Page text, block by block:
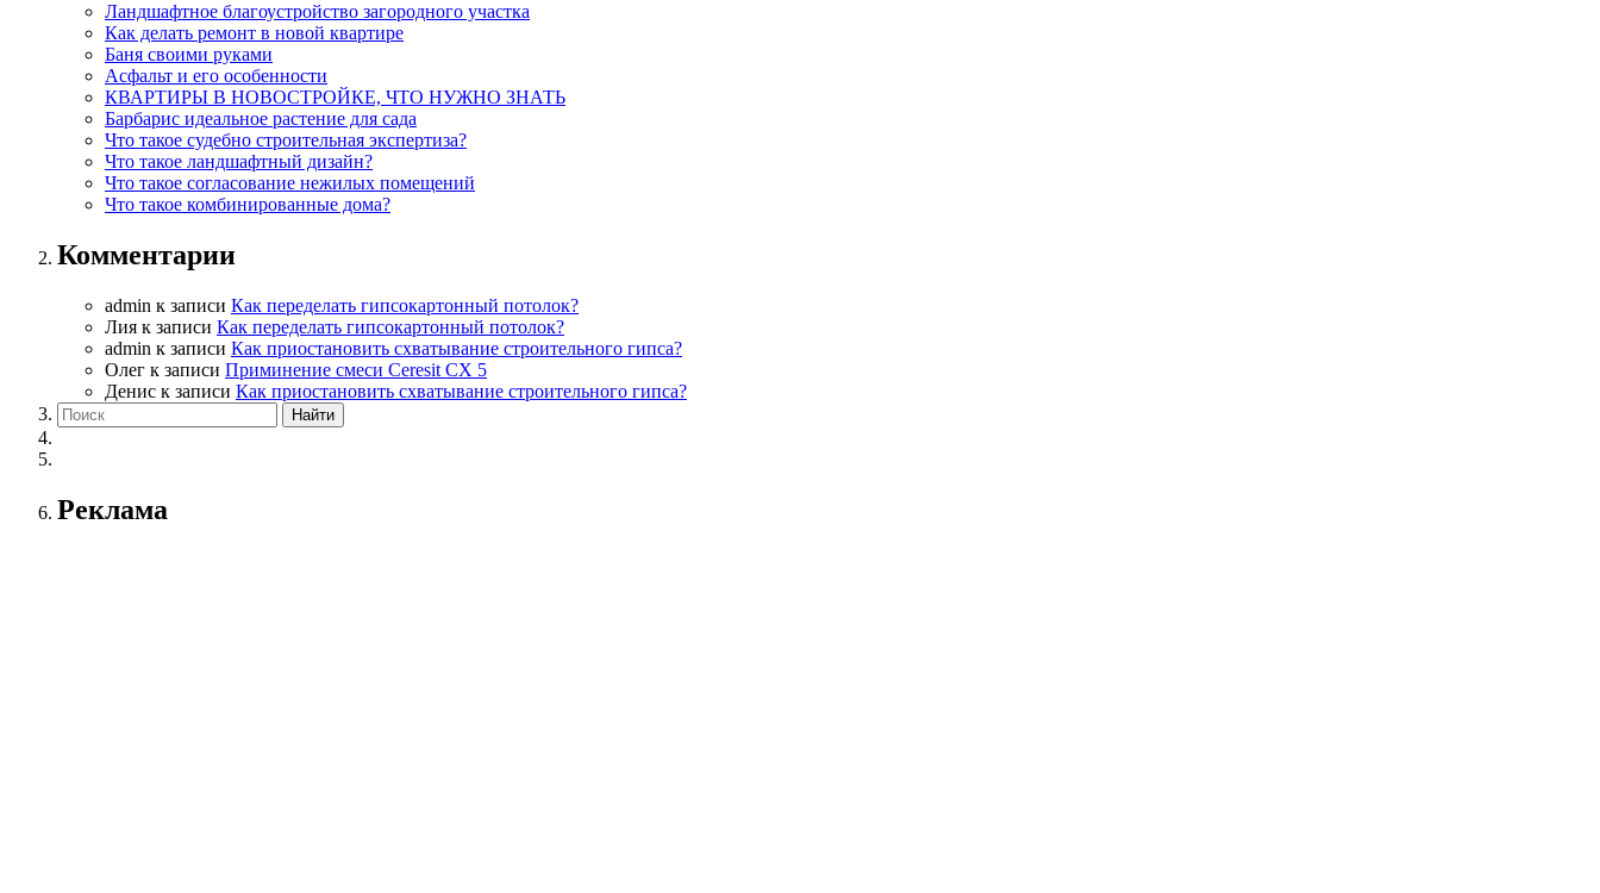
Ландшафтное благоустройство загородного участка
Как делать ремонт в новой квартире
Баня своими руками
Асфальт и его особенности
КВАРТИРЫ В НОВОСТРОЙКЕ, ЧТО НУЖНО ЗНАТЬ
Барбарис идеальное растение для сада
Что такое судебно строительная экспертиза?
Что такое ландшафтный дизайн?
Что такое согласование нежилых помещений
Что такое комбинированные дома?
Комментарии
admin к записи Как переделать гипсокартонный потолок?
Лия к записи Как переделать гипсокартонный потолок?
admin к записи Как приостановить схватывание строительного гипса?
Олег к записи Приминение смеси Ceresit СХ 5
Денис к записи Как приостановить схватывание строительного гипса?
Реклама